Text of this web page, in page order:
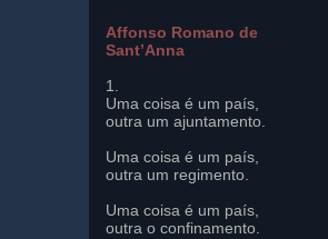
Affonso Romano de
Sant’Anna
1.
Uma coisa é um país,
outra um ajuntamento.
Uma coisa é um país,
outra um regimento.
Uma coisa é um país,
outra o confinamento.